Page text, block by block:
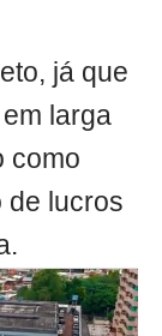
já que
larga
como
de lucros